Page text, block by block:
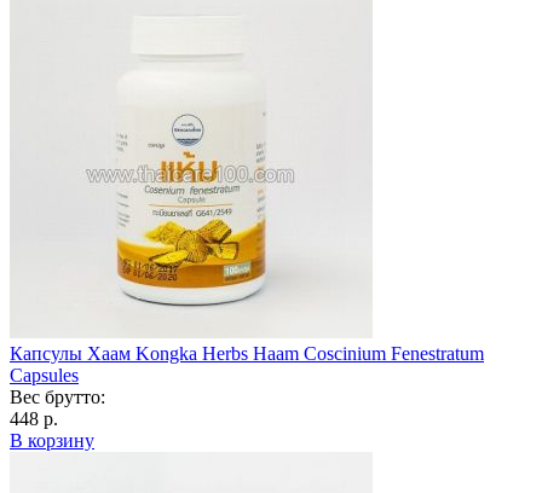
Капсулы Хаам Kongka Herbs Haam Coscinium Fenestratum
Capsules
Вес брутто:
448 р.
В корзину